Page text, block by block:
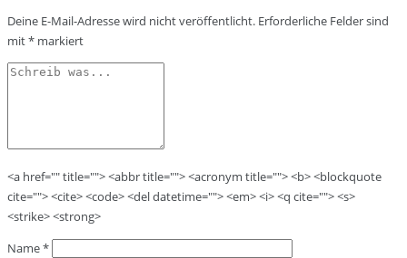
Deine E-Mail-Adresse wird nicht veröffentlicht. Erforderliche Felder sind
mit* markiert
<a href="" title=""> <abbr title=""> <acronym title=""> <b> <blockquote
cite=""> <cite> <code> <del datetime=""> <em> <i> <q cite=""> <s>
<strike> <strong>
Name*